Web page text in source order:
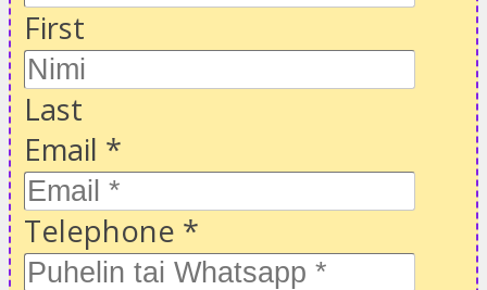
First
Last
Email *
Telephone *